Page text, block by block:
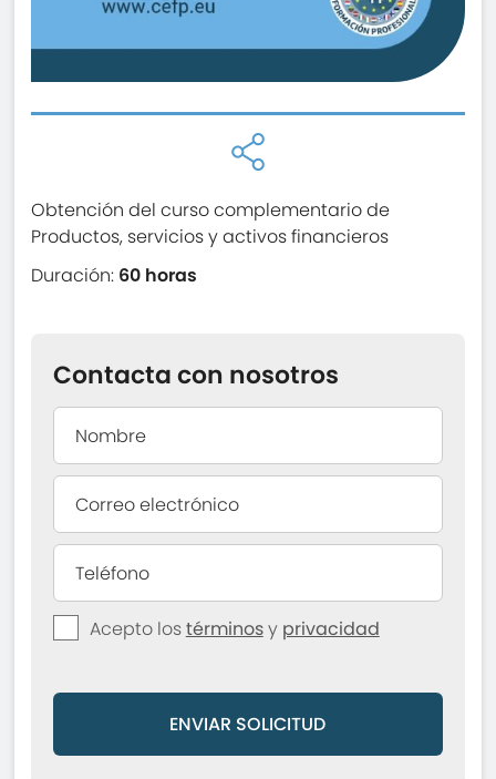
Obtención del curso complementario de
Productos, servicios y activos financieros
Duración: 60 horas
Contacta con nosotros
Acepto lostérminosy privacidad
ENVIAR SOLICITUD